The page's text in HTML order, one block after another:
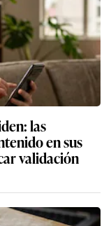
las
en sus
validación